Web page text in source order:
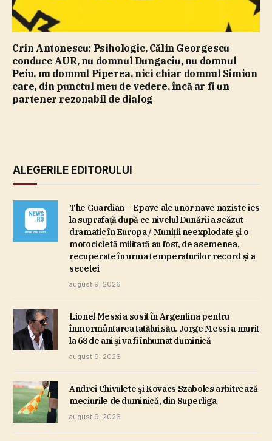
Crin Antonescu: Psihologic, Călin Georgescu
conduce AUR, nu domnul Dungaciu, nu domnul
Peiu, nu domnul Piperea, nici chiar domnul Simion
care, din punctul meu de vedere, încă ar fi un
partener rezonabil de dialog
ALEGERILE EDITORULUI
The Guardian – Epave ale unor nave naziste ies
la suprafaţă după ce nivelul Dunării a scăzut
dramatic în Europa / Muniţii neexplodate şi o
motocicletă militară au fost, de asemenea,
recuperate în urma temperaturilor record şi a
secetei
august 9, 2026
Lionel Messi a sosit în Argentina pentru
înmormântarea tatălui său. Jorge Messi a murit
la 68 de ani şi va fi înhumat duminică
august 9, 2026
Andrei Chivulete şi Kovacs Szabolcs arbitrează
meciurile de duminică, din Superliga
august 9, 2026